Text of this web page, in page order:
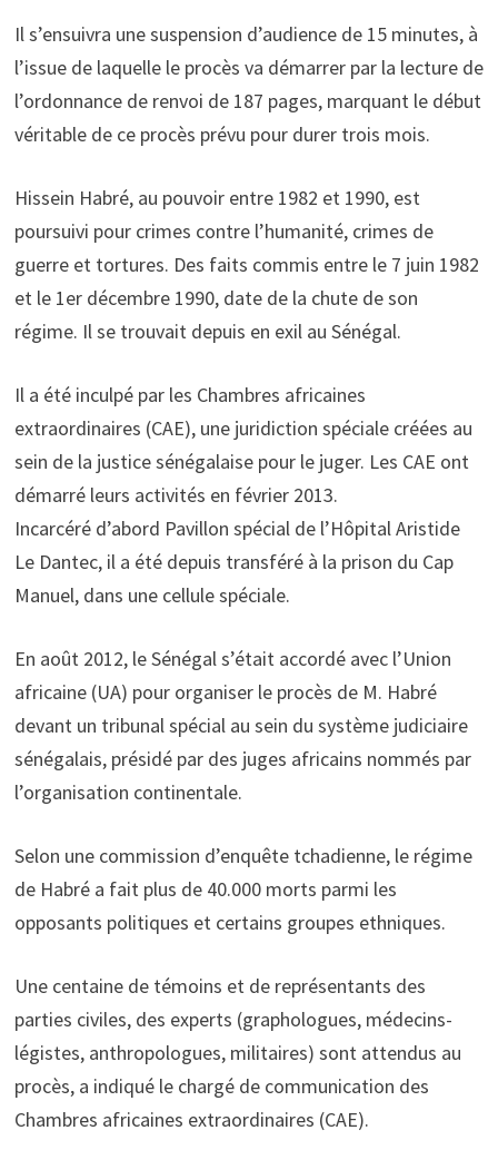
Il s’ensuivra une suspension d’audience de 15 minutes, à
l’issue de laquelle le procès va démarrer par la lecture de
l’ordonnance de renvoi de 187 pages, marquant le début
véritable de ce procès prévu pour durer trois mois.
Hissein Habré, au pouvoir entre 1982 et 1990, est
poursuivi pour crimes contre l’humanité, crimes de
guerre et tortures. Des faits commis entre le 7 juin 1982
et le 1er décembre 1990, date de la chute de son
régime. Il se trouvait depuis en exil au Sénégal.
Il a été inculpé par les Chambres africaines
extraordinaires (CAE), une juridiction spéciale créées au
sein de la justice sénégalaise pour le juger. Les CAE ont
démarré leurs activités en février 2013.
Incarcéré d’abord Pavillon spécial de l’Hôpital Aristide
Le Dantec, il a été depuis transféré à la prison du Cap
Manuel, dans une cellule spéciale.
En août 2012, le Sénégal s’était accordé avec l’Union
africaine (UA) pour organiser le procès de M. Habré
devant un tribunal spécial au sein du système judiciaire
sénégalais, présidé par des juges africains nommés par
l’organisation continentale.
Selon une commission d’enquête tchadienne, le régime
de Habré a fait plus de 40.000 morts parmi les
opposants politiques et certains groupes ethniques.
Une centaine de témoins et de représentants des
parties civiles, des experts (graphologues, médecins-
légistes, anthropologues, militaires) sont attendus au
procès, a indiqué le chargé de communication des
Chambres africaines extraordinaires (CAE).